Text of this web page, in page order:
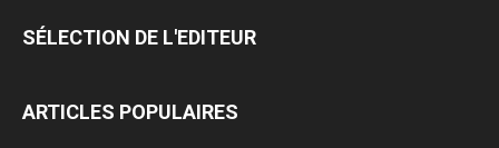
SÉLECTION DE L'EDITEUR
ARTICLES POPULAIRES